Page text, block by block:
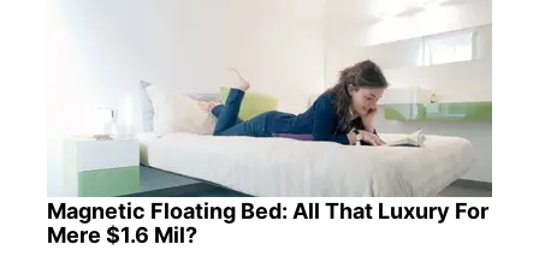
Magnetic Floating Bed: All That Luxury For
Mere $1.6 Mil?